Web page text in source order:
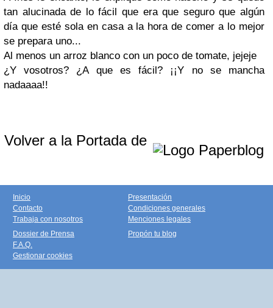
tan alucinada de lo fácil que era que seguro que algún
día que esté sola en casa a la hora de comer a lo mejor
se prepara uno...
Al menos un arroz blanco con un poco de tomate, jejeje
¿Y vosotros? ¿A que es fácil? ¡¡Y no se mancha
nadaaaa!!
Volver a la Portada de
Inicio
Contacto
Trabaja con nosotros
Presentación
Condiciones generales
Menciones legales
Dossier de Prensa
F.A.Q.
Gestionar cookies
Propón tu blog